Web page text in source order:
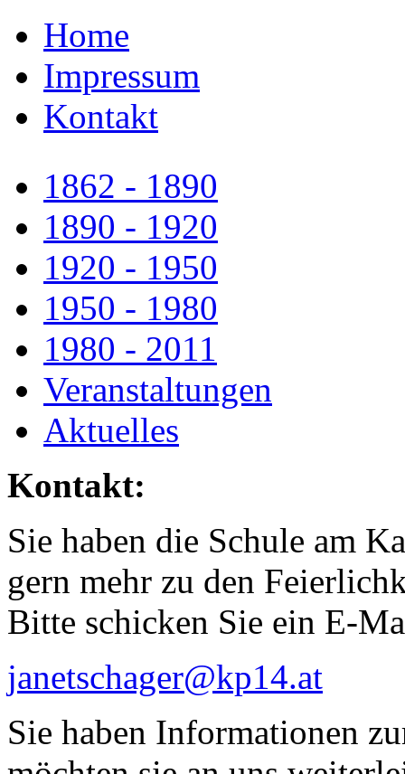
Home
Impressum
Kontakt
1862 - 1890
1890 - 1920
1920 - 1950
1950 - 1980
1980 - 2011
Veranstaltungen
Aktuelles
Kontakt:
Sie haben die Schule am
gern mehr zu den
Bitte schicken Sie ein E-
janetschager@kp14.at
Sie haben Informationen